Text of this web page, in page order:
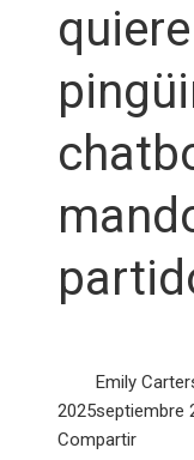
Emily Carter
2025septiembre
Facebook
Twitter
LinkedIn
Pinterest
Stumbleupon
Email
Compartir